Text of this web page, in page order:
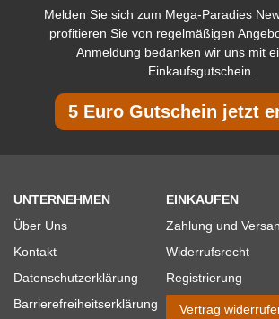
Melden Sie sich zum Mega-Paradies
profitieren Sie von regelmäßigen
Anmeldung bedanken wir uns mit
Einkaufsgutschein.
5 Euro Gutschein jetzt
UNTERNEHMEN
Über Uns
Kontakt
Datenschutzerklärung
Barrierefreiheitserklärung
EINKAUFEN
Zahlung und
Widerrufsrecht
Registrierung
Vertrag